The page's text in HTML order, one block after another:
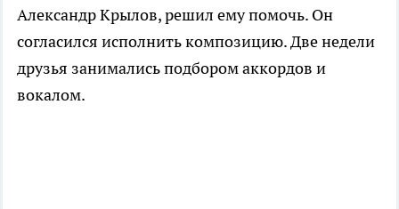
Александр Крылов, решил ему помочь. Он
согласился исполнить композицию. Две недели
друзья занимались подбором аккордов и
вокалом.